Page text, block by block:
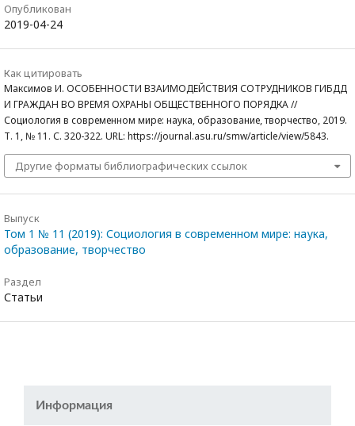
Опубликован
2019-04-24
Как цитировать
Максимов И. ОСОБЕННОСТИ ВЗАИМОДЕЙСТВИЯ СОТРУДНИКОВ ГИБДД
И ГРАЖДАН ВО ВРЕМЯ ОХРАНЫ ОБЩЕСТВЕННОГО ПОРЯДКА //
Социология в современном мире: наука, образование, творчество, 2019.
Т. 1, № 11. С. 320-322. URL: https://journal.asu.ru/smw/article/view/5843.
Другие форматы библиографических ссылок
Выпуск
Том 1 № 11 (2019): Социология в современном мире: наука,
образование, творчество
Раздел
Статьи
Информация